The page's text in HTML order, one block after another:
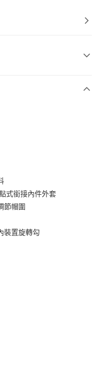
費
式銜接內件外套
節帽圍
裝置旋轉勾